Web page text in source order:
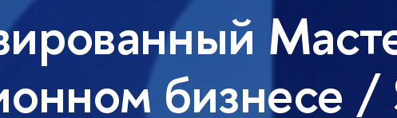
бизнесе /